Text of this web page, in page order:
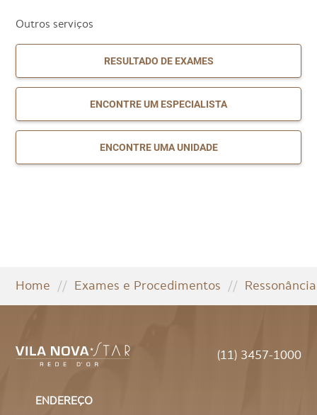
Outros serviços
RESULTADO DE EXAMES
ENCONTRE UM ESPECIALISTA
ENCONTRE UMA UNIDADE
Home // Exames e Procedimentos //
(11) 3457-1000
ENDEREÇO